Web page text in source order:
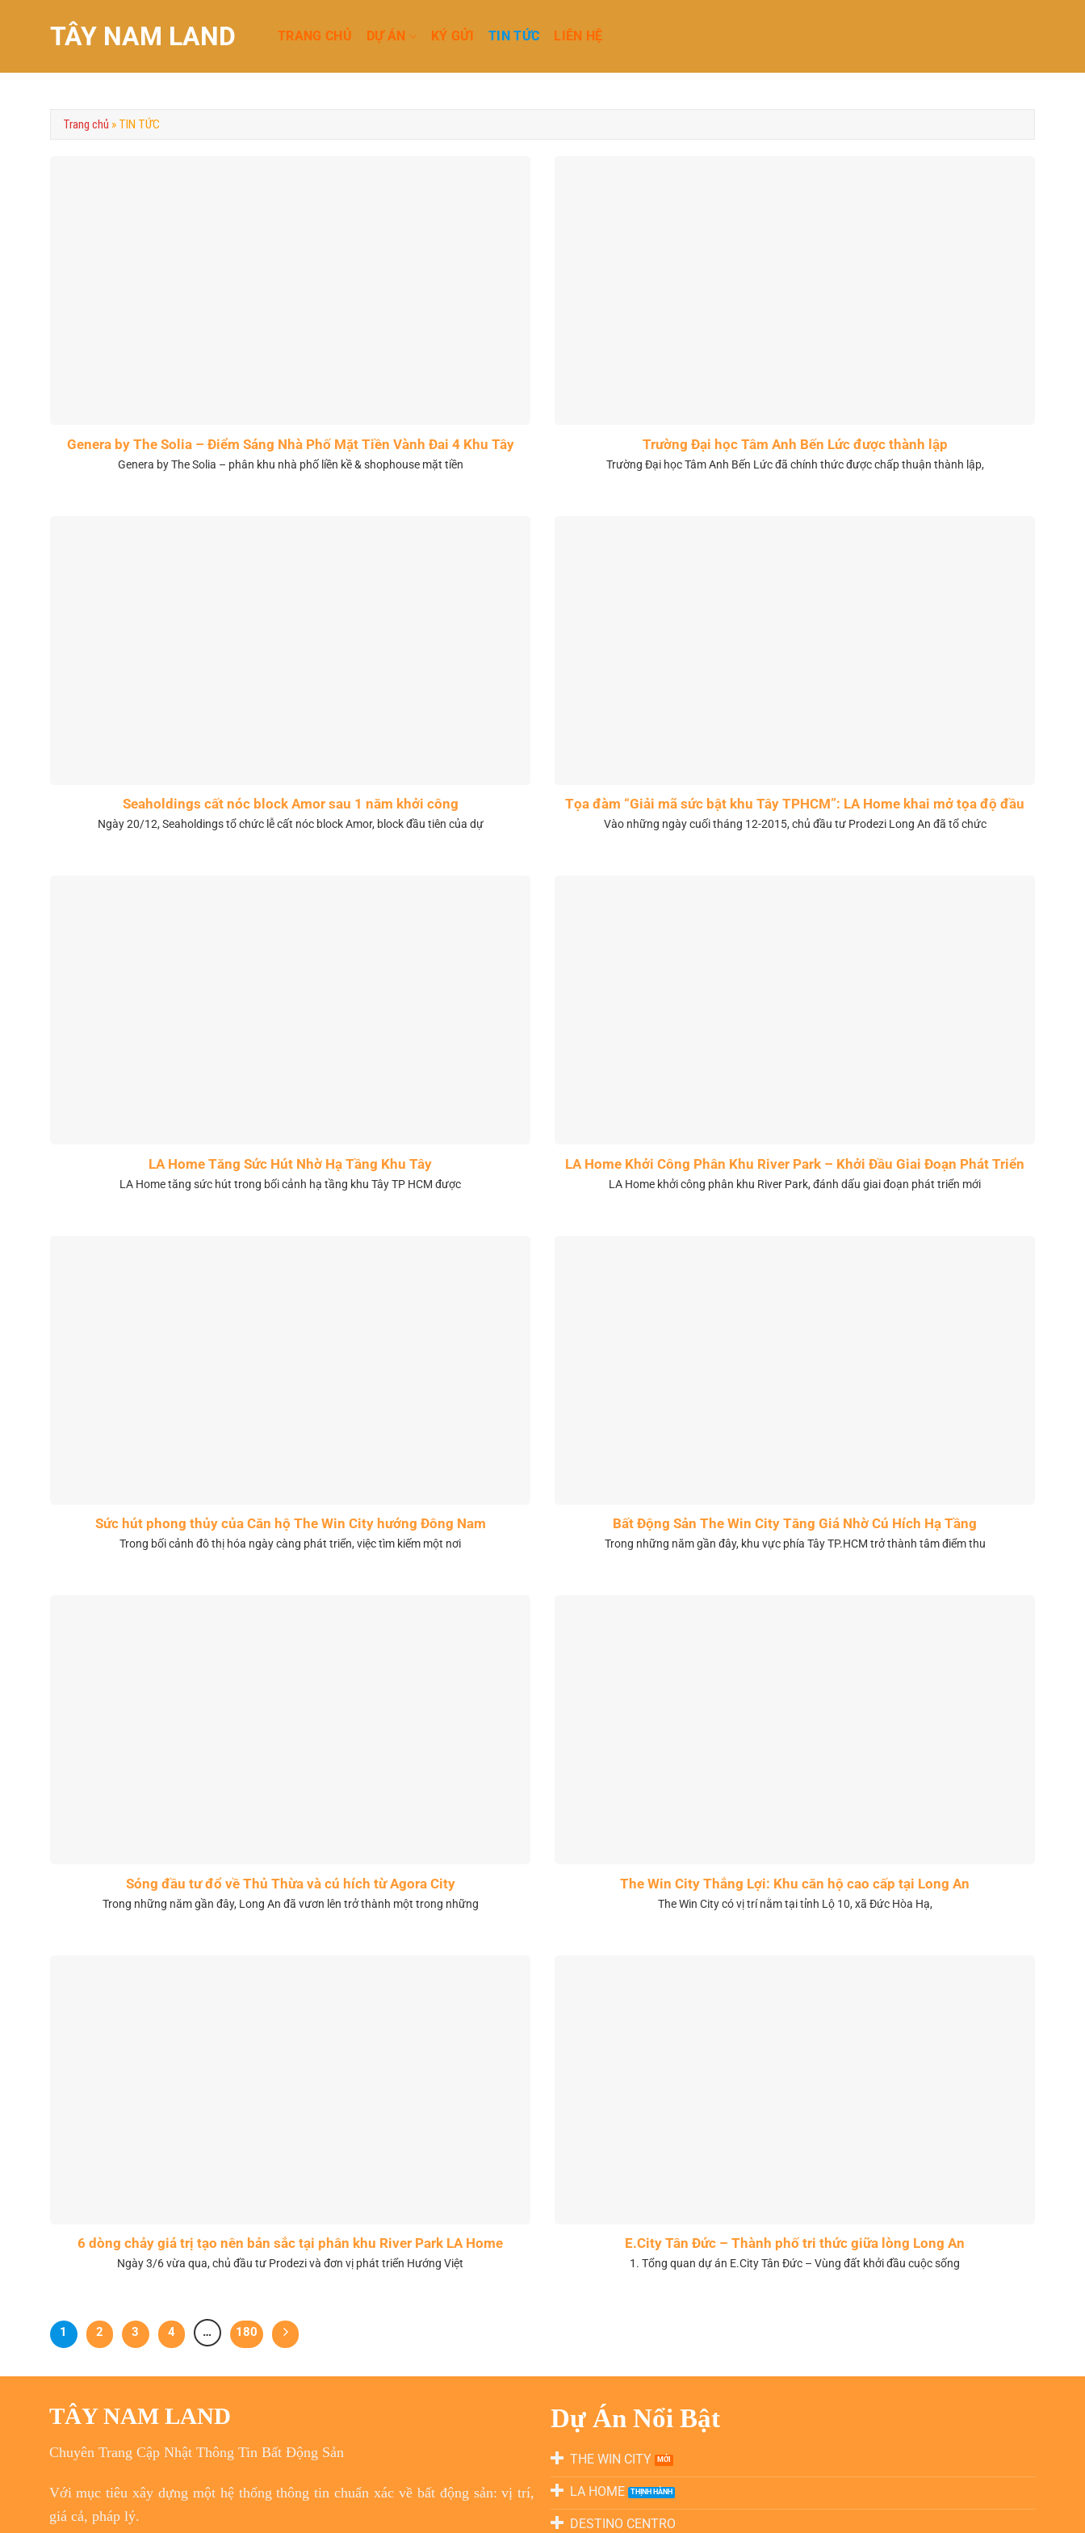
dung
TÂY NAM LAND TRANG CHỦ DỰ ÁN KÝ GỬI TIN TỨC LIÊN HỆ
Trang chủ » TIN TỨC
Genera by The Solia – Điểm Sáng Nhà Phố Mặt Tiền Vành Đai 4 Khu Tây
Genera by The Solia – phân khu nhà phố liền kề & shophouse mặt tiền
Trường Đại học Tâm Anh Bến Lức được thành lập
Trường Đại học Tâm Anh Bến Lức đã chính thức được chấp thuận thành lập,
Seaholdings cất nóc block Amor sau 1 năm khởi công
Ngày 20/12, Seaholdings tổ chức lễ cất nóc block Amor, block đầu tiên của dự
Tọa đàm “Giải mã sức bật khu Tây TPHCM”: LA Home khai mở tọa độ đầu
tư mới
Vào những ngày cuối tháng 12-2015, chủ đầu tư Prodezi Long An đã tổ chức
LA Home Tăng Sức Hút Nhờ Hạ Tầng Khu Tây
LA Home tăng sức hút trong bối cảnh hạ tầng khu Tây TP HCM được
LA Home Khởi Công Phân Khu River Park – Khởi Đầu Giai Đoạn Phát Triển
Mới
LA Home khởi công phân khu River Park, đánh dấu giai đoạn phát triển mới
Sức hút phong thủy của Căn hộ The Win City hướng Đông Nam
Trong bối cảnh đô thị hóa ngày càng phát triển, việc tìm kiếm một nơi
Bất Động Sản The Win City Tăng Giá Nhờ Cú Hích Hạ Tầng
Trong những năm gần đây, khu vực phía Tây TP.HCM trở thành tâm điểm thu
Sóng đầu tư đổ về Thủ Thừa và cú hích từ Agora City
Trong những năm gần đây, Long An đã vươn lên trở thành một trong những
The Win City Thắng Lợi: Khu căn hộ cao cấp tại Long An
The Win City có vị trí nằm tại tỉnh Lộ 10, xã Đức Hòa Hạ,
6 dòng chảy giá trị tạo nên bản sắc tại phân khu River Park LA Home
Ngày 3/6 vừa qua, chủ đầu tư Prodezi và đơn vị phát triển Hướng Việt
E.City Tân Đức – Thành phố tri thức giữa lòng Long An
1. Tổng quan dự án E.City Tân Đức – Vùng đất khởi đầu cuộc sống
1 2 3 4 … 180
TÂY NAM LAND
Chuyên Trang Cập Nhật Thông Tin Bất Động Sản
Vớimục tiêu xây dựng một hệ thống thông tin chuẩn xác về bất động sản: vị trí,
giá cả, pháp lý.
Dự Án Nổi Bật
THE WIN CITY
LA HOME
DESTINO CENTRO